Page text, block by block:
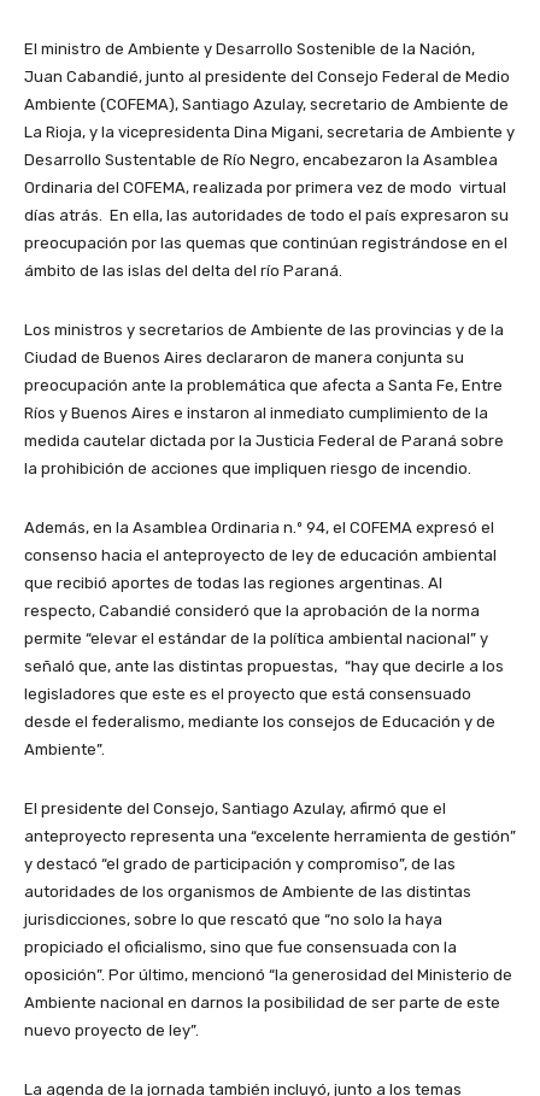
El ministro de Ambiente y Desarrollo Sostenible de la Nación,
Juan Cabandié, junto al presidente del Consejo Federal de Medio
Ambiente (COFEMA), Santiago Azulay, secretario de Ambiente de
La Rioja, y la vicepresidenta Dina Migani, secretaria de Ambiente y
Desarrollo Sustentable de Río Negro, encabezaron la Asamblea
Ordinaria del COFEMA, realizada por primera vez de modo virtual
días atrás. En ella, las autoridades de todo el país expresaron su
preocupación por las quemas que continúan registrándose en el
ámbito de las islas del delta del río Paraná.
Los ministros y secretarios de Ambiente de las provincias y de la
Ciudad de Buenos Aires declararon de manera conjunta su
preocupación ante la problemática que afecta a Santa Fe, Entre
Ríos y Buenos Aires e instaron al inmediato cumplimiento de la
medida cautelar dictada por la Justicia Federal de Paraná sobre
la prohibición de acciones que impliquen riesgo de incendio.
Además, en la Asamblea Ordinaria n.º 94, el COFEMA expresó el
consenso hacia el anteproyecto de ley de educación ambiental
que recibió aportes de todas las regiones argentinas. Al
respecto, Cabandié consideró que la aprobación de la norma
permite “elevar el estándar de la política ambiental nacional” y
señaló que, ante las distintas propuestas, “hay que decirle a los
legisladores que este es el proyecto que está consensuado
desde el federalismo, mediante los consejos de Educación y de
Ambiente”.
El presidente del Consejo, Santiago Azulay, afirmó que el
anteproyecto representa una “excelente herramienta de gestión”
y destacó “el grado de participación y compromiso”, de las
autoridades de los organismos de Ambiente de las distintas
jurisdicciones, sobre lo que rescató que “no solo la haya
propiciado el oficialismo, sino que fue consensuada con la
oposición”. Por último, mencionó “la generosidad del Ministerio de
Ambiente nacional en darnos la posibilidad de ser parte de este
nuevo proyecto de ley”.
La agenda de la jornada también incluyó, junto a los temas